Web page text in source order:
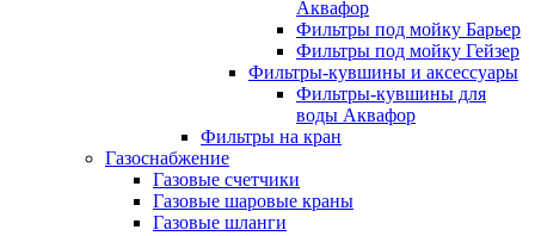
Аквафор
Фильтры под мойку Барьер
Фильтры под мойку Гейзер
Фильтры-кувшины и аксессуары
Фильтры-кувшины для
воды Аквафор
Фильтры на кран
Газоснабжение
Газовые счетчики
Газовые шаровые краны
Газовые шланги